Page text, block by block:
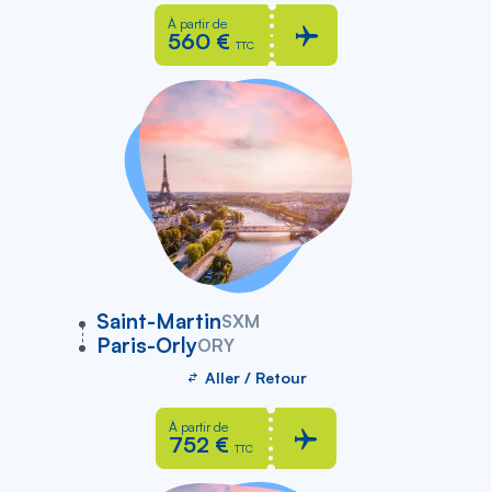
À partir de
560 € TTC
Saint-MartinSXM
vers
Paris-OrlyORY
Aller / Retour
À partir de
752 € TTC